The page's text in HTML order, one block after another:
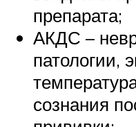
препарата;
АКДС –
патологии,
сознания